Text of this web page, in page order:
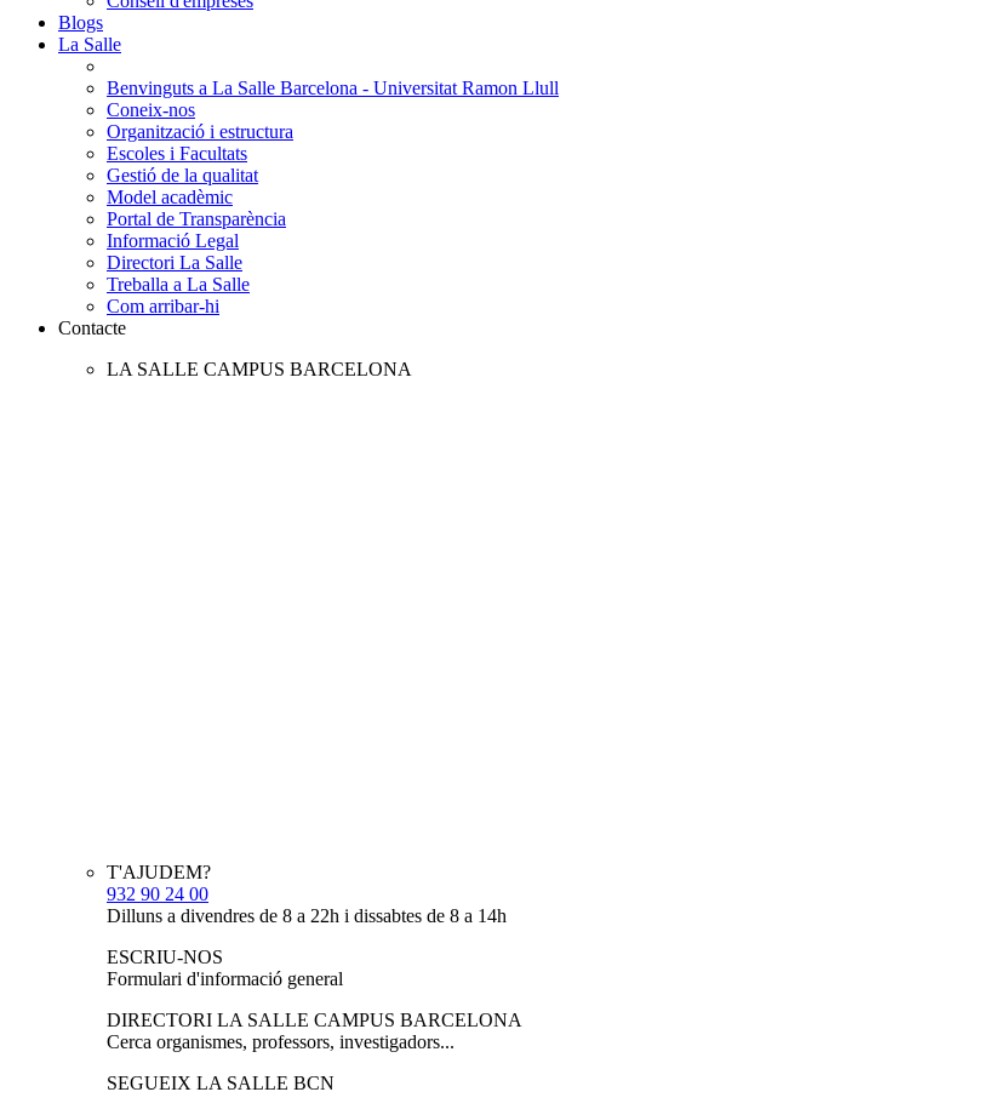
Blogs
La Salle
Benvinguts a La Salle Barcelona - Universitat Ramon Llull
Coneix-nos
Organització i estructura
Escoles i Facultats
Gestió de la qualitat
Model acadèmic
Portal de Transparència
Informació Legal
Directori La Salle
Treballa a La Salle
Com arribar-hi
Contacte
LA SALLE CAMPUS BARCELONA
T'AJUDEM?
932 90 24 00
Dilluns a divendres de 8 a 22h i dissabtes de 8 a 14h
ESCRIU-NOS
Formulari d'informació general
DIRECTORI LA SALLE CAMPUS BARCELONA
Cerca organismes, professors, investigadors...
SEGUEIX LA SALLE BCN